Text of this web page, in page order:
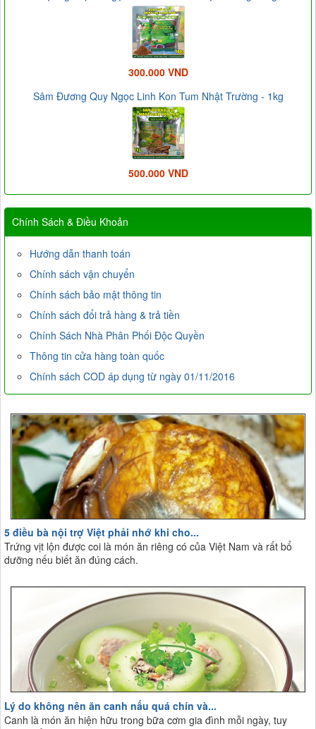
300.000 VND
Sâm Đương Quy Ngọc Linh Kon Tum Nhật Trường - 1kg
500.000 VND
Chính Sách & Điều Khoản
Hướng dẫn thanh toán
Chính sách vận chuyển
Chính sách bảo mật thông tin
Chính sách đổi trả hàng & trả tiền
Chính Sách Nhà Phân Phối Độc Quyền
Thông tin cửa hàng toàn quốc
Chính sách COD áp dụng từ ngày 01/11/2016
5 điều bà nội trợ Việt phải nhớ khi cho...
Trứng vịt lộn được coi là món ăn riêng có của Việt Nam và rất bổ
dưỡng nếu biết ăn đúng cách.
Lý do không nên ăn canh nấu quá chín và...
Canh là món ăn hiện hữu trong bữa cơm gia đình mỗi ngày, tuy